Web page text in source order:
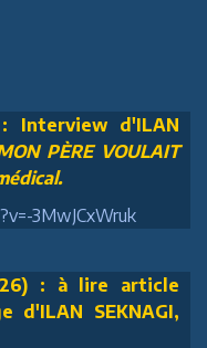
Interview d'ILAN
PÈRE VOULAIT
3MwJCxWruk
: à lire article
d'ILAN SEKNAGI,